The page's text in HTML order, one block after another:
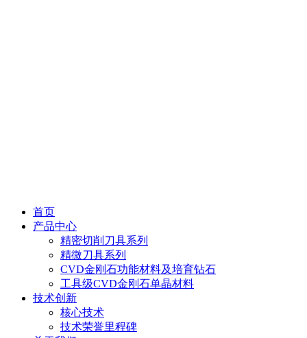
首页
产品中心
精密切削刀具系列
精微刀具系列
CVD金刚石功能材料及培育钻石
工具级CVD金刚石单晶材料
技术创新
核心技术
技术荣誉里程碑